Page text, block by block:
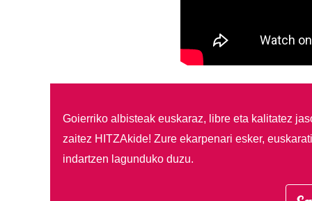
Goierriko albisteak euskaraz, libre eta kalitatez
zaitez HITZAkide! Zure ekarpenari esker,
indartzen lagunduko duzu.